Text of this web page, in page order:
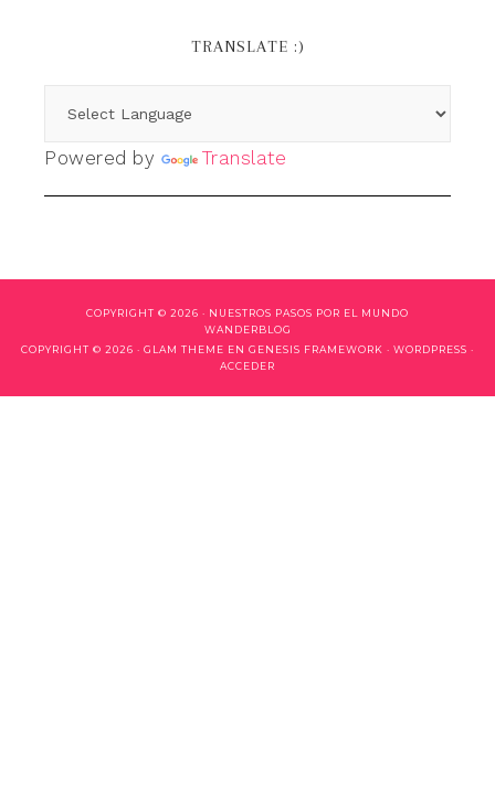
TRANSLATE :)
Powered by Translate
COPYRIGHT © 2026 · NUESTROS PASOS POR EL MUNDO
WANDERBLOG
COPYRIGHT © 2026 · GLAM THEME EN GENESIS FRAMEWORK · WORDPRESS ·
ACCEDER